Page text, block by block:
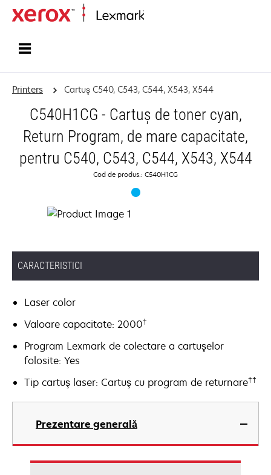
Printers Cartuş C540, C543, C544, X543, X544
C540H1CG - Cartuş de toner cyan,
Return Program, de mare capacitate,
pentru C540, C543, C544, X543, X544
Cod de produs.: C540H1CG
CARACTERISTICI
Laser color
Valoare capacitate: 2000†
Program Lexmark de colectare a cartuşelor
folosite: Yes
Tip cartuş laser: Cartuş cu program de returnare††
Prezentare generală